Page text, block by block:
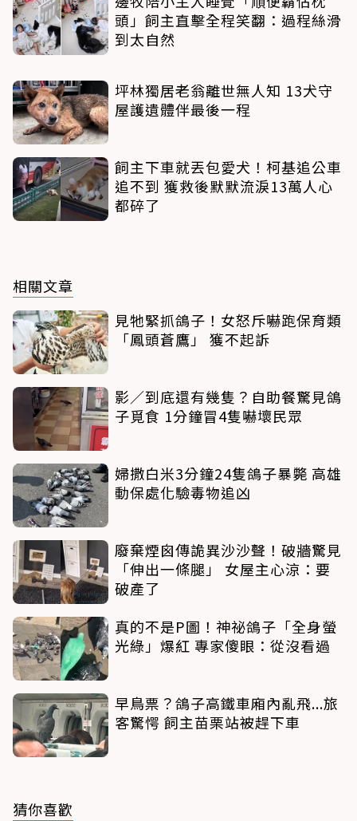
頭」飼主直擊全程笑翻：過程絲滑
到太自然
坪林獨居老翁離世無人知 13犬守
屋護遺體伴最後一程
飼主下車就丟包愛犬！柯基追公車
追不到 獲救後默默流淚13萬人心
都碎了
相關文章
見牠緊抓鴿子！女怒斥嚇跑保育類
「鳳頭蒼鷹」 獲不起訴
影／到底還有幾隻？自助餐驚見鴿
子覓食 1分鐘冒4隻嚇壞民眾
婦撒白米3分鐘24隻鴿子暴斃 高雄
動保處化驗毒物追凶
廢棄煙囪傳詭異沙沙聲！破牆驚見
「伸出一條腿」 女屋主心涼：要
破產了
真的不是P圖！神祕鴿子「全身螢
光綠」爆紅 專家傻眼：從沒看過
早鳥票？鴿子高鐵車廂內亂飛...旅
客驚愕 飼主苗栗站被趕下車
猜你喜歡